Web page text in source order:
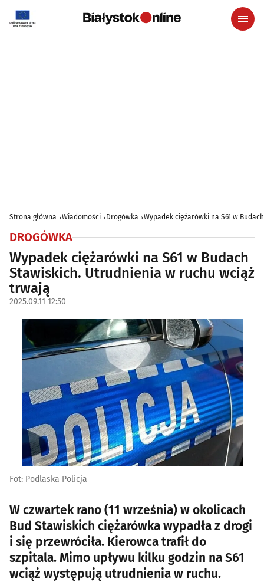
Strona główna Wiadomości Drogówka Wypadek ciężarówki na S61 w
DROGÓWKA
Wypadek ciężarówki na S61 w Budach
Stawiskich. Utrudnienia w ruchu wciąż
trwają
2025.09.11 12:50
Fot: Podlaska Policja
W czwartek rano (11 września) w okolicach
Bud Stawiskich ciężarówka wypadła z drogi
i się przewróciła. Kierowca trafił do
szpitala. Mimo upływu kilku godzin na S61
wciąż występują utrudnienia w ruchu.